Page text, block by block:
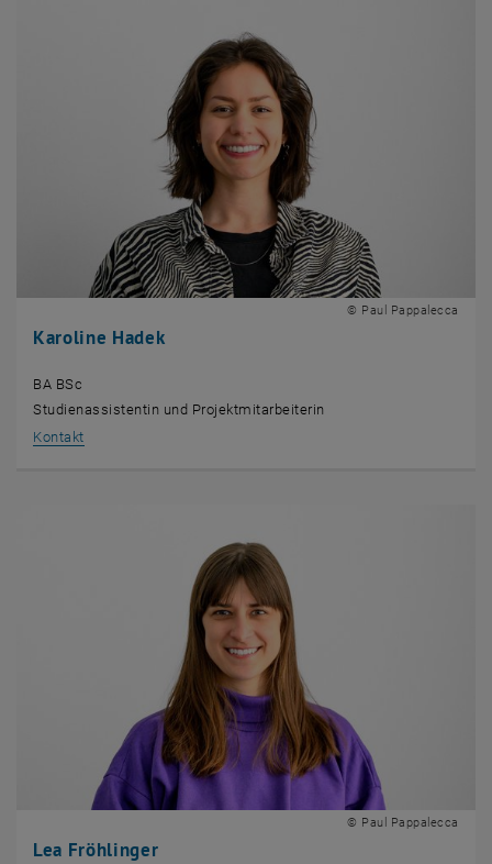
Karoline Hadek
© Paul Pappalecca
BA BSc
Studienassistentin und Projektmitarbeiterin
Kontakt, öffnet eine externe URL in einem neuen Fenster
Lea Fröhlinger
© Paul Pappalecca